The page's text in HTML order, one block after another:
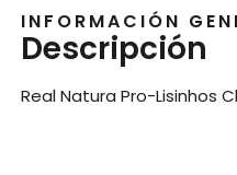
INFORMACIÓN
Descripción
Real Natura Pro-Lisinhos